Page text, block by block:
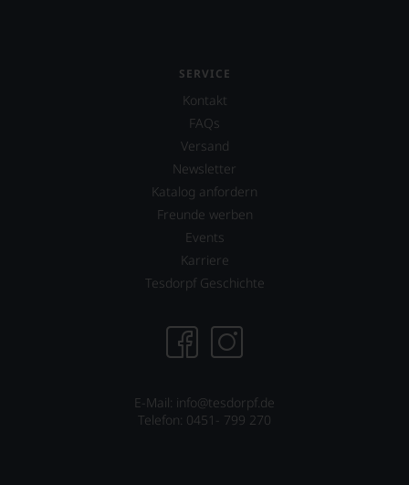
SERVICE
Kontakt
FAQs
Versand
Newsletter
Katalog anfordern
Freunde werben
Events
Karriere
Tesdorpf Geschichte
E-Mail: info@tesdorpf.de
Telefon: 0451- 799 270